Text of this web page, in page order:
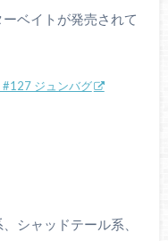
ベイトが発売されて
ジュンバグ
シャッドテール系、